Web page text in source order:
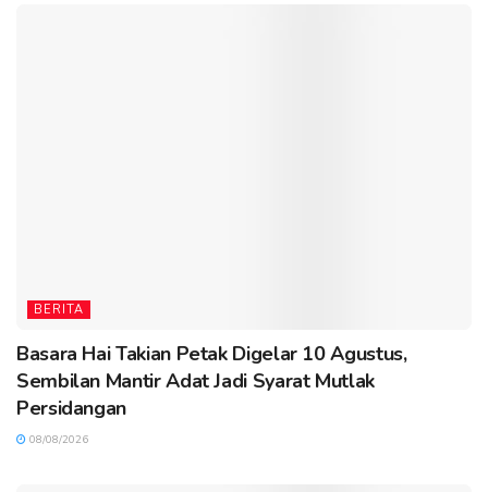
BERITA
Basara Hai Takian Petak Digelar 10 Agustus,
Sembilan Mantir Adat Jadi Syarat Mutlak
Persidangan
08/08/2026